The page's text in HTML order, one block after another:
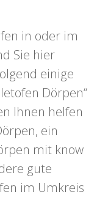
in oder im
Sie hier
einige
Dörpen“
Ihnen helfen
ein
mit know
gute
im Umkreis